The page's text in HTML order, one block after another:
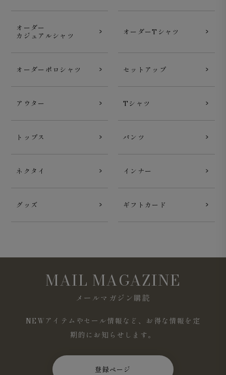
Journey Sweatshirt モックネック シルケット裏毛 チャ
コール
オーダー
カジュアルシャツ
オーダーTシャツ
オーダーポロシャツ セットアップ
アウター Tシャツ
トップス パンツ
ネクタイ インナー
グッズ ギフトカード
MAIL MAGAZINE
メールマガジン購読
NEWアイテムやセール情報など、お得な情報を定
期的にお知らせします。
登録ページ